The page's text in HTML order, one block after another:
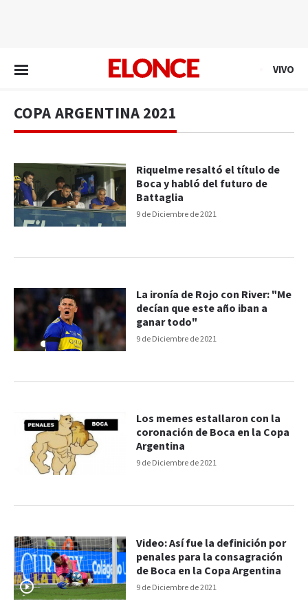
VIVO
COPA ARGENTINA 2021
9 de Diciembre de 2021
Riquelme resaltó el título de
Boca y habló del futuro de
Battaglia
9 de Diciembre de 2021
La ironía de Rojo con River: "Me
decían que este año iban a
ganar todo"
9 de Diciembre de 2021
Los memes estallaron con la
coronación de Boca en la Copa
Argentina
9 de Diciembre de 2021
Video: Así fue la definición por
penales para la consagración
de Boca en la Copa Argentina